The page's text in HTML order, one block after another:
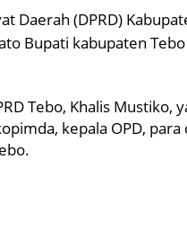
Daerah (DPRD)
Bupati kabupaten
Tebo, Khalis Mustiko,
kepala OPD,